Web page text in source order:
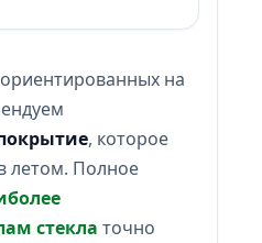
на
, которое
летом. Полное
стекла точно